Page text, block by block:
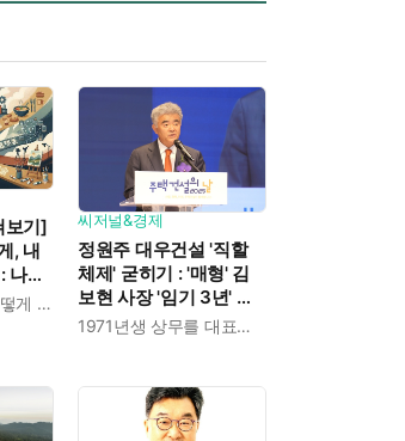
보기]
, 내
나만
'그 후'의 인생을 어떻게 살 것인가
씨저널&경제
정원주 대우건설 '직할
체제' 굳히기 : '매형' 김
보현 사장 '임기 3년' 받
고 4개월 만에 물러났다
1971년생 상무를 대표이사로 발탁